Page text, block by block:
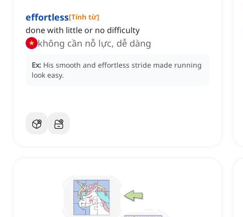
effortless[Tính từ]
done with little or no difficulty
không cần nỗ lực, dễ dàng
Ex: His smooth and effortless stride made running
look easy.